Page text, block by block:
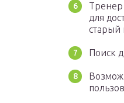
Тренер
для
старый
Поиск